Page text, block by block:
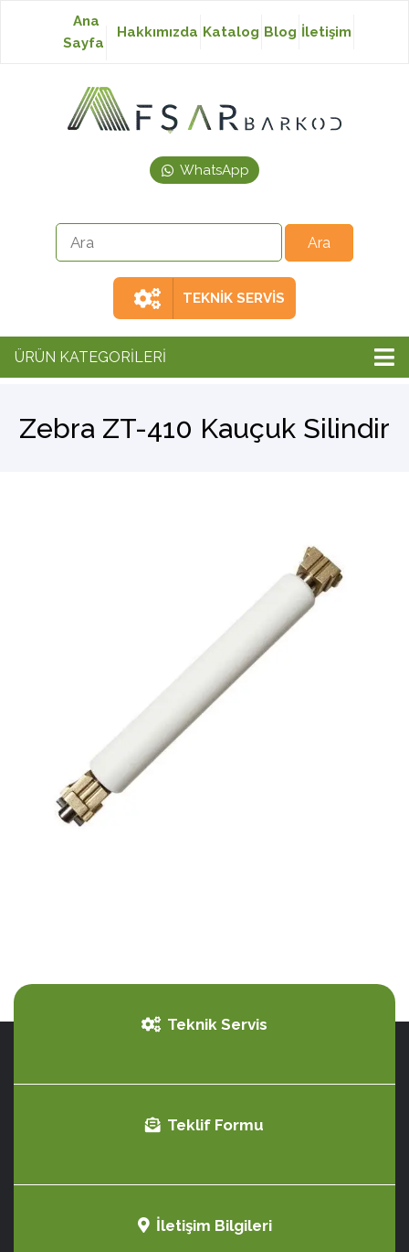
Baskısız Etiket
Japon Akmaz Yıkama
Ribon
Ana
Sayfa
Hakkımızda Katalog Blog İletişim
WhatsApp
TEKNİK SERVİS
ÜRÜN KATEGORİLERİ
Zebra ZT-410 Kauçuk Silindir
Teknik Servis
Teklif Formu
İletişim Bilgileri